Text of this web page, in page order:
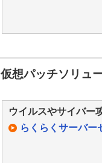
仮想パッチソリュ
ウイルスやサイバー
らくらくサーバー